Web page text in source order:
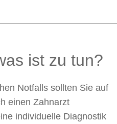
ist zu tun?
Notfalls sollten Sie auf
einen Zahnarzt
individuelle Diagnostik